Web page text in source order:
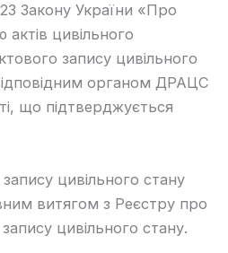
Закону України «Про
цивільного
запису цивільного
органом ДРАЦС
що підтверджується
цивільного стану
витягом з Реєстру про
цивільного стану.